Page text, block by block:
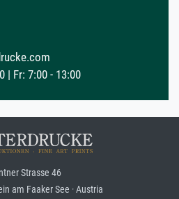
| Fr: 7:00 - 13:00
Strasse 46
am Faaker See · Austria